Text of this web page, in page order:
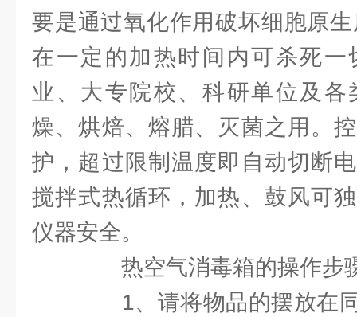
要是通过氧化作用破坏细胞原
在一定的加热时间内可杀死一
业、大专院校、科研单位及
燥、烘焙、熔腊、灭菌之用。
护，超过限制温度即自动切断
搅拌式热循环，加热、鼓风可
仪器安全。
热空气消毒箱的操作步
1、请将物品的摆放在同